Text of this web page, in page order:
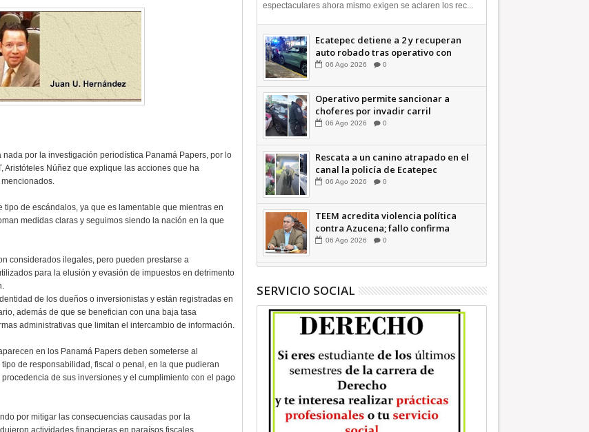
por la investigación periodística Panamá Papers, por lo
Aristóteles Núñez que explique las acciones que ha
de escándalos, ya que es lamentable que mientras en
medidas claras y seguimos siendo la nación en la que
considerados ilegales, pero pueden prestarse a
para la elusión y evasión de impuestos en detrimento
de los dueños o inversionistas y están registradas en
además de que se benefician con una baja tasa
administrativas que limitan el intercambio de información.
en los Panamá Papers deben someterse al
de responsabilidad, fiscal o penal, en la que pudieran
de sus inversiones y el cumplimiento con el pago
por mitigar las consecuencias causadas por la
actividades financieras en paraísos fiscales
espectaculares ahora mismo exigen se aclaren los rec...
Ecatepec detiene a 2 y recuperan
auto robado tras operativo con
Tecámac +Video | INFORMATIVA
06 Ago 2026 0
Operativo permite sancionar a
choferes por invadir carril
confinado: Ecatepec +Video |
06 Ago 2026 0
Rescata a un canino atrapado en el
canal la policía de Ecatepec
INFORMATIVA
06 Ago 2026 0
TEEM acredita violencia política
contra Azucena; fallo confirma
guerra sucia: Octavio Martínez
06 Ago 2026 0
SERVICIO SOCIAL